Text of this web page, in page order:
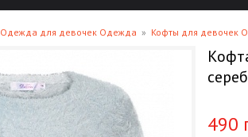
Одежда для девочек Одежда » Кофты для девочек
490